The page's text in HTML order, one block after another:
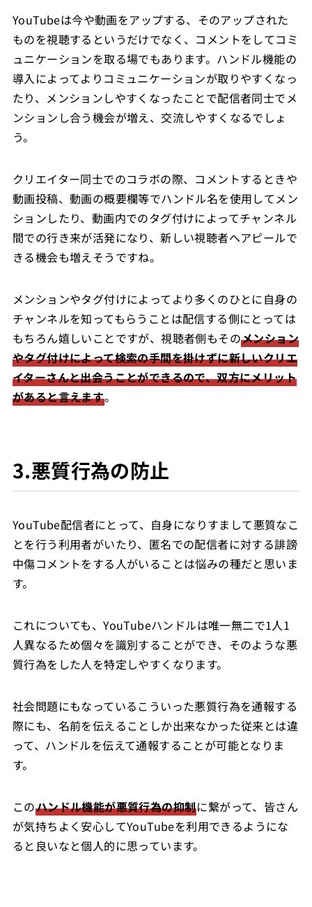
YouTubeは今や動画をアップする、そのアップされた
ものを視聴するというだけでなく、コメントをしてコミ
ュニケーションを取る場でもあります。ハンドル機能の
導入によってよりコミュニケーションが取りやすくなっ
たり、メンションしやすくなったことで配信者同士でメ
ンションし合う機会が増え、交流しやすくなるでしょ
う。
クリエイター同士でのコラボの際、コメントするときや
動画投稿、動画の概要欄等でハンドル名を使用してメン
ションしたり、動画内でのタグ付けによってチャンネル
間での行き来が活発になり、新しい視聴者へアピールで
きる機会も増えそうですね。
メンションやタグ付けによってより多くのひとに自身の
チャンネルを知ってもらうことは配信する側にとっては
もちろん嬉しいことですが、視聴者側もそのメンション
やタグ付けによって検索の手間を掛けずに新しいクリエ
イターさんと出会うことができるので、双方にメリット
があると言えます。
3.悪質行為の防止
YouTube配信者にとって、自身になりすまして悪質なこ
とを行う利用者がいたり、匿名での配信者に対する誹謗
中傷コメントをする人がいることは悩みの種だと思いま
す。
これについても、YouTubeハンドルは唯一無二で1人1
人異なるため個々を識別することができ、そのような悪
質行為をした人を特定しやすくなります。
社会問題にもなっているこういった悪質行為を通報する
際にも、名前を伝えることしか出来なかった従来とは違
って、ハンドルを伝えて通報することが可能となりま
す。
このハンドル機能が悪質行為の抑制に繋がって、皆さん
が気持ちよく安心してYouTubeを利用できるようにな
ると良いなと個人的に思っています。